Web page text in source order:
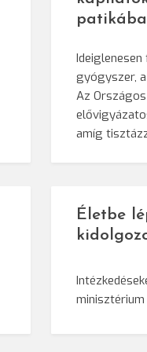
gyógyszer,
Az
amíg
Életbe